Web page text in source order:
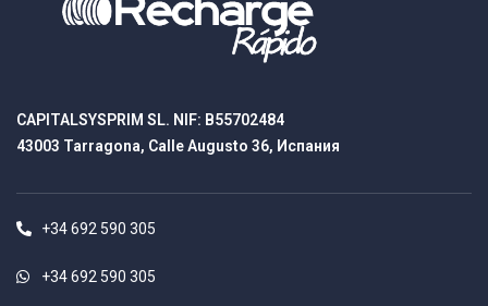
CAPITALSYSPRIM SL. NIF: B55702484
43003 Tarragona, Calle Augusto 36, Испания
+34 692 590 305
+34 692 590 305